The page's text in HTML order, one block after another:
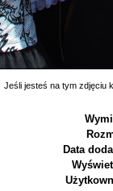
Jeśli jesteś na tym zdjęciu
Data